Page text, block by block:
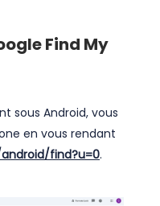
Find My
sous Android, vous
en vous rendant
find?u=0.